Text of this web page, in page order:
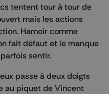
tentent tour à tour de
mais les actions
Hamoir comme
fait défaut et le manque
sentir.
passe à deux doigts
au piquet de Vincent